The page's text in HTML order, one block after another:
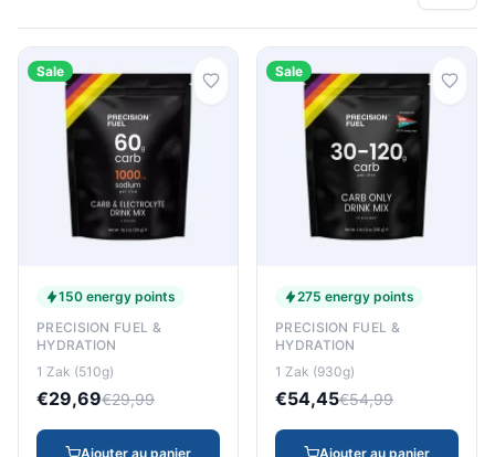
Sale
150 energy points
PRECISION FUEL &
HYDRATION
1 Zak (510g)
€29,69€29,99
Ajouter au panier
Sale
275 energy points
PRECISION FUEL &
HYDRATION
1 Zak (930g)
€54,45€54,99
Ajouter au panier